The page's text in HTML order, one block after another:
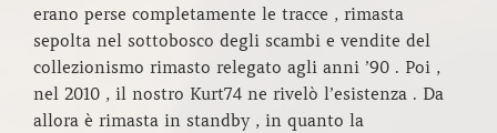
erano perse completamente le tracce , rimasta
sepolta nel sottobosco degli scambi e vendite del
collezionismo rimasto relegato agli anni ’90 . Poi ,
nel 2010 , il nostro Kurt74 ne rivelò l’esistenza . Da
allora è rimasta in standby , in quanto la